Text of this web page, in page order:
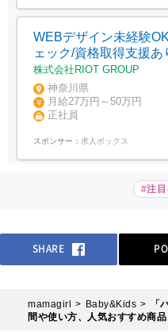
WEBデザイン未経験
ェック/資格取得支援あ
株式会社RIOT GROUP
神奈川県
月給27万円～50万円
正社員
スポンサー： 求人ボックス
#注
SHARE
mamagirl Baby&Kids
「
間や使い方、人気おすすめ商